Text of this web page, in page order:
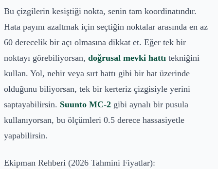
Bu çizgilerin kesiştiği nokta, senin tam koordinatındır.
Hata payını azaltmak için seçtiğin noktalar arasında en az
60 derecelik bir açı olmasına dikkat et. Eğer tek bir
noktayı görebiliyorsan, doğrusal mevki hattı tekniğini
kullan. Yol, nehir veya sırt hattı gibi bir hat üzerinde
olduğunu biliyorsan, tek bir kerteriz çizgisiyle yerini
saptayabilirsin. Suunto MC-2 gibi aynalı bir pusula
kullanıyorsan, bu ölçümleri 0.5 derece hassasiyetle
yapabilirsin.
Ekipman Rehberi (2026 Tahmini Fiyatlar):